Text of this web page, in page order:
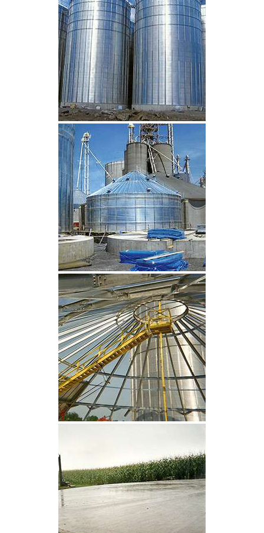
CLIQUEZ POUR AGRANDIR
CLIQUEZ POUR AGRANDIR
CLIQUEZ POUR AGRANDIR